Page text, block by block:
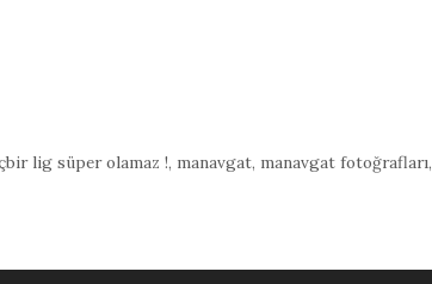
lig süper olamaz !, manavgat, manavgat fotoğrafları,